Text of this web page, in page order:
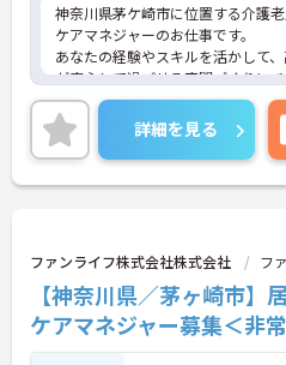
神奈川県茅ケ崎市に位置する介護
ケアマネジャーのお仕事です。
あなたの経験やスキルを活かして
が安心して過ごせる空間づくりに
ませんか？
ご興味ある方には、面接対策ポイン
詳細をお話しいたしますのでお気
い。
詳細を見る
ファンライフ株式会社株式会社 フ
【神奈川県／茅ヶ崎市】
ケアマネジャー募集＜非